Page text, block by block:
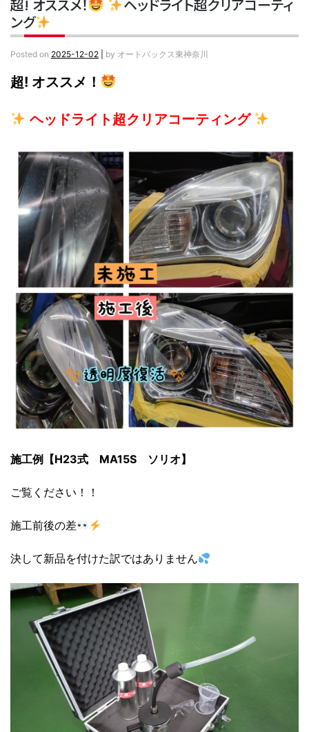
超! オススメ！
ヘッドライト超クリアコーティ
ング
Posted on 2025-12-02 by オートバックス東神奈川
超! オススメ！
ヘッドライト超クリアコーティング
施工例【H23式 MA15S ソリオ】
ご覧ください！！
施工前後の差
決して新品を付けた訳ではありません